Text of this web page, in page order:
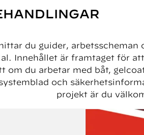
du guider,
Innehållet är framtaget för
om du arbetar med båt,
och
projekt är du